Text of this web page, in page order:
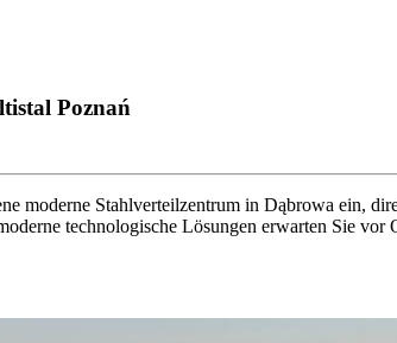
Poznań
moderne Stahlverteilzentrum in Dąbrowa ein,
technologische Lösungen erwarten Sie